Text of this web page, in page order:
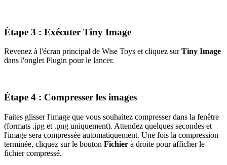
Étape 3 : Exécuter Tiny Image
Revenez à l'écran principal de Wise Toys et cliquez surTiny Image
dans l'onglet Plugin pour le lancer.
Étape 4 : Compresser les images
Faites glisser l'image que vous souhaitez compresser dans la fenêtre
(formats .jpg et .png uniquement). Attendez quelques secondes et
l'image sera compressée automatiquement. Une fois la compression
terminée, cliquez sur le bouton Fichier à droite pour afficher le
fichier compressé.